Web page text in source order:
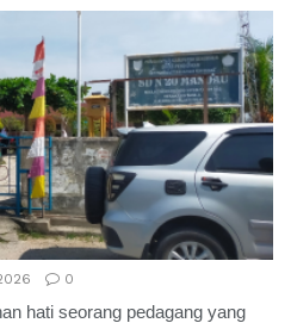
0
hati seorang pedagang yang